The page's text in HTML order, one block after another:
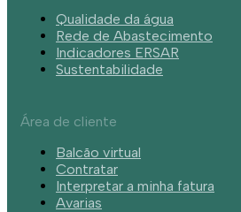
Qualidade da água
Rede de Abastecimento
Indicadores ERSAR
Sustentabilidade
Área de cliente
Balcão virtual
Contratar
Interpretar a minha fatura
Avarias